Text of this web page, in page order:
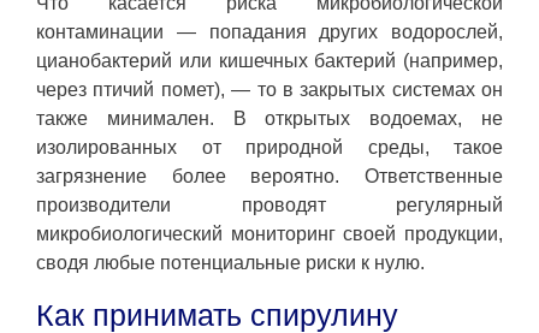
контаминации — попадания других водорослей,
цианобактерий или кишечных бактерий (например,
через птичий помет), — то в закрытых системах он
также минимален. В открытых водоемах, не
изолированных от природной среды, такое
загрязнение более вероятно. Ответственные
производители проводят регулярный
микробиологический мониторинг своей продукции,
сводя любые потенциальные риски к нулю.
Как принимать спирулину